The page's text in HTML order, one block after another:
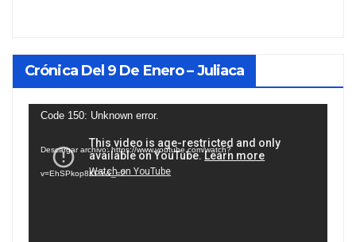
Crónica Del 9 De Enero – Juliaca
Reproductor
vídeo
Code 150: Unknown error.
Descargar archivo: https://www.youtube.com/watch?
v=EhSPkop8KPY&_=2